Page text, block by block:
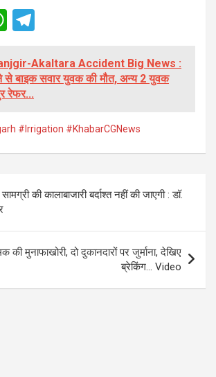
W
at
s
p
p
e
gr
m
Akaltara Accident Big News :
बाइक सवार युवक की मौत, अन्य 2 युवक
रेफर...
#Irrigation #KhabarCGNews
की कालाबाजारी बर्दाश्त नहीं की जाएगी : डॉ.
की मुनाफाखोरी, दो दुकानदारों पर जुर्माना, देखिए
ब्रेकिंग… Video